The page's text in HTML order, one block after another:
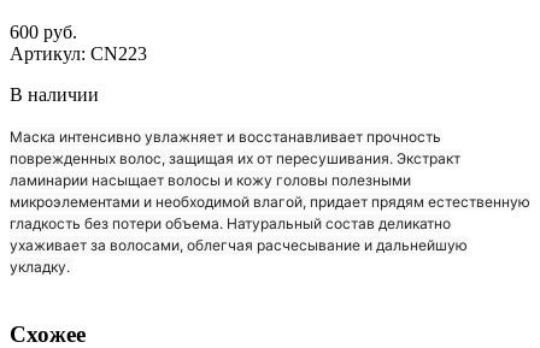
600 руб.
Артикул: CN223
В наличии
Маска интенсивно увлажняет и восстанавливает прочность
поврежденных волос, защищая их от пересушивания. Экстракт
ламинарии насыщает волосы и кожу головы полезными
микроэлементами и необходимой влагой, придает прядям естественную
гладкость без потери объема. Натуральный состав деликатно
ухаживает за волосами, облегчая расчесывание и дальнейшую
укладку.
Схожее